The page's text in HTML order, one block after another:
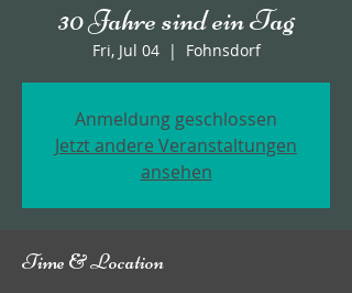
30 Jahre sind ein Tag
Fri, Jul 04
  |
Fohnsdorf
Anmeldung geschlossen
Jetzt andere Veranstaltungen
ansehen
Time & Location